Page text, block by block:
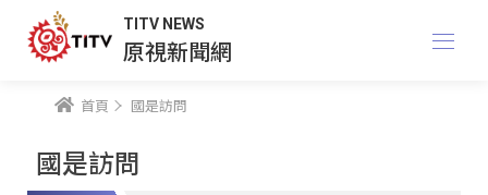
TITV NEWS
原視新聞網
首頁 國是訪問
國是訪問